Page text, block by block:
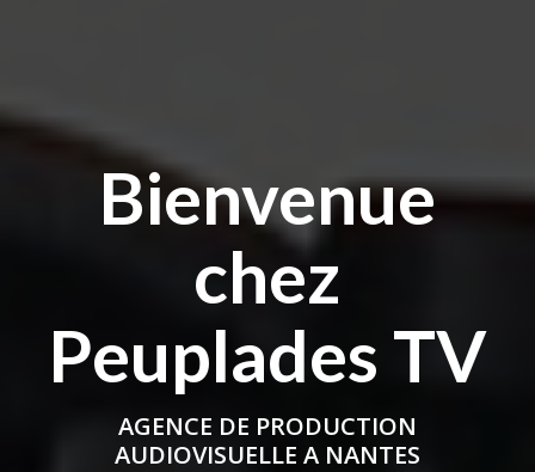
Bienvenue
chez
Peuplades TV
AGENCE DE PRODUCTION
AUDIOVISUELLE A NANTES